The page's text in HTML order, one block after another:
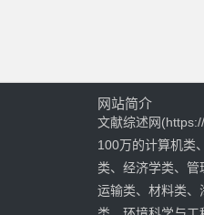
网站简介
文献综述网
100万的计算机类
类、经济学类、
运输类、材料类、